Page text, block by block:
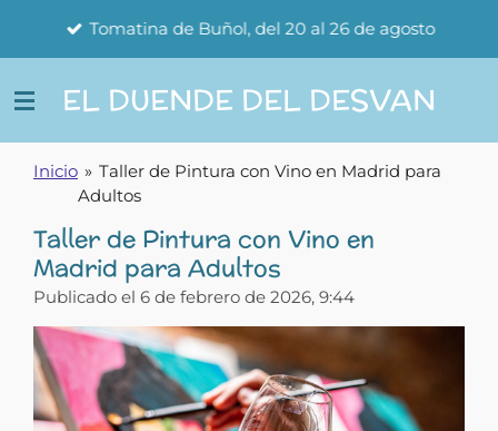
principal
Tomatina de Buñol, del 20 al 26 de agosto
EL DUENDE DEL DESVAN
Inicio » Taller de Pintura con Vino en Madrid para
Adultos
Taller de Pintura con Vino en
Madrid para Adultos
Publicado el 6 de febrero de 2026, 9:44